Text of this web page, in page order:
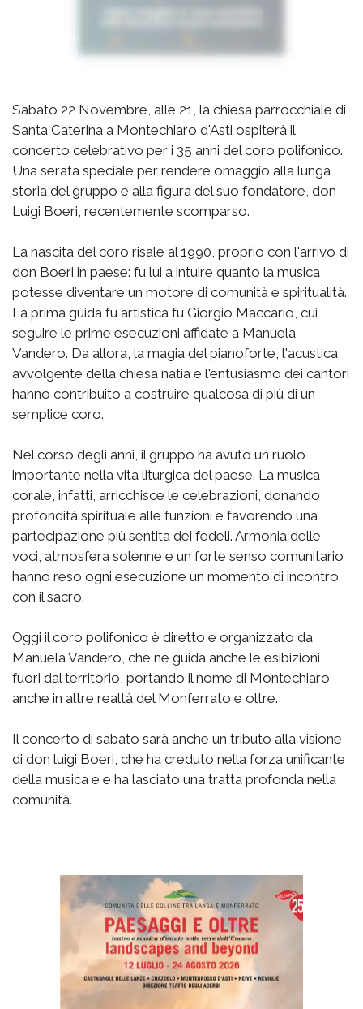
Sabato 22 Novembre, alle 21, la chiesa parrocchiale di
Santa Caterina a Montechiaro d'Asti ospiterà il
concerto celebrativo per i 35 anni del coro polifonico.
Una serata speciale per rendere omaggio alla lunga
storia del gruppo e alla figura del suo fondatore, don
Luigi Boeri, recentemente scomparso.
La nascita del coro risale al 1990, proprio con l'arrivo di
don Boeri in paese: fu lui a intuire quanto la musica
potesse diventare un motore di comunità e spiritualità.
La prima guida fu artistica fu Giorgio Maccario, cui
seguire le prime esecuzioni affidate a Manuela
Vandero. Da allora, la magia del pianoforte, l'acustica
avvolgente della chiesa natia e l'entusiasmo dei cantori
hanno contribuito a costruire qualcosa di più di un
semplice coro.
Nel corso degli anni, il gruppo ha avuto un ruolo
importante nella vita liturgica del paese. La musica
corale, infatti, arricchisce le celebrazioni, donando
profondità spirituale alle funzioni e favorendo una
partecipazione più sentita dei fedeli. Armonia delle
voci, atmosfera solenne e un forte senso comunitario
hanno reso ogni esecuzione un momento di incontro
con il sacro.
Oggi il coro polifonico è diretto e organizzato da
Manuela Vandero, che ne guida anche le esibizioni
fuori dal territorio, portando il nome di Montechiaro
anche in altre realtà del Monferrato e oltre.
Il concerto di sabato sarà anche un tributo alla visione
di don luigi Boeri, che ha creduto nella forza unificante
della musica e e ha lasciato una tratta profonda nella
comunità.